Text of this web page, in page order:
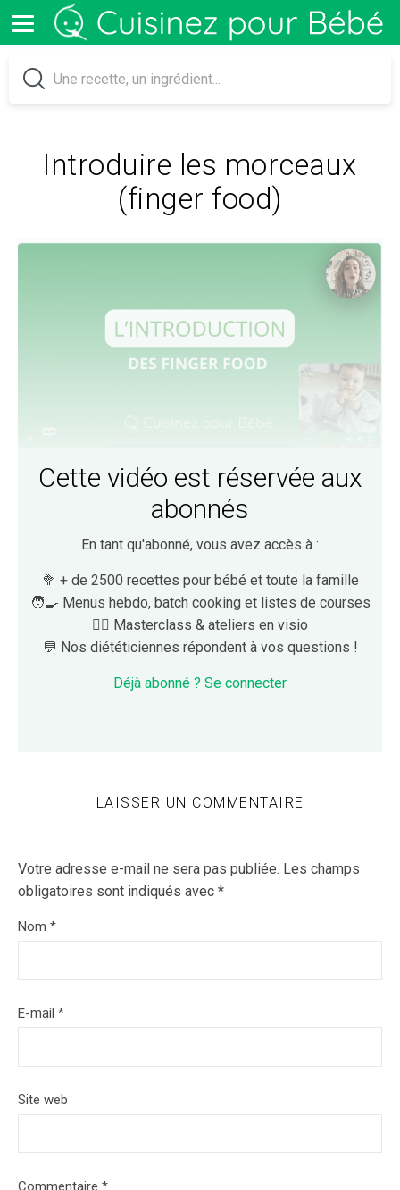
Introduire les morceaux
(finger food)
Cette vidéo est réservée aux
abonnés
En tant qu'abonné, vous avez accès à :
🥦 + de 2500 recettes pour bébé et toute la famille
🧑‍🍳 Menus hebdo, batch cooking et listes de courses
👩‍⚕️ Masterclass & ateliers en visio
💬 Nos diététiciennes répondent à vos questions !
Déjà abonné ? Se connecter
LAISSER UN COMMENTAIRE
Votre adresse e-mail ne sera pas publiée. Les champs
obligatoires sont indiqués avec *
Nom *
E-mail *
Site web
Commentaire *